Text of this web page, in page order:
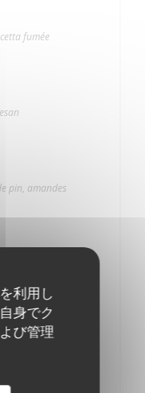
利用し
身でク
び管理
fumée
pin, amandes
mozzarella